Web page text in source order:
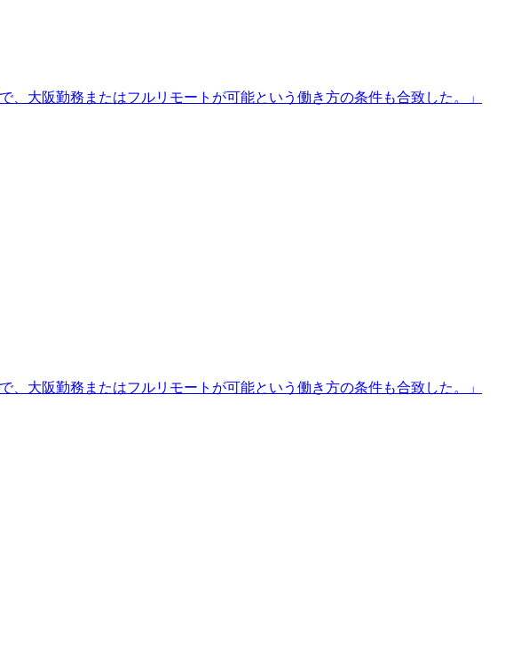
大阪勤務またはフルリモートが可能という働き方の条件も合致した。 」
大阪勤務またはフルリモートが可能という働き方の条件も合致した。 」